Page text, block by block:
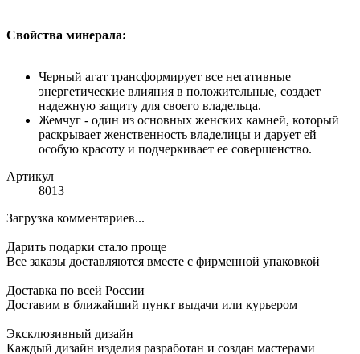
Свойства минерала:
Черный агат трансформирует все негативные
энергетические влияния в положительные, создает
надежную защиту для своего владельца.
Жемчуг - один из основных женских камней, который
раскрывает женственность владелицы и дарует ей
особую красоту и подчеркивает ее совершенство.
Артикул
8013
Загрузка комментариев...
Дарить подарки стало проще
Все заказы доставляются вместе c фирменной упаковкой
Доставка по всей России
Доставим в ближайший пункт выдачи или курьером
Эксклюзивный дизайн
Каждый дизайн изделия разработан и создан мастерами